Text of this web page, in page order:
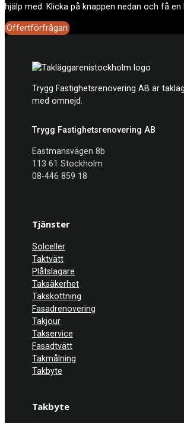
hjälp med. Klicka på knappen nedan och få
Offertförfrågan
Trygg Fastighetsrenovering AB är
med omnejd.
Trygg Fastighetsrenovering AB
Eastmansvägen 8b
113 61 Stockholm
08-446 859 18
Tjänster
Solceller
Taktvätt
Plåtslagare
Taksäkerhet
Takskottning
Fasadrenovering
Takjour
Takservice
Fasadtvätt
Takmålning
Takbyte
Takbyte